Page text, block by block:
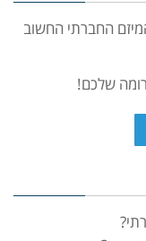
החברתי החשוב
שלכם!